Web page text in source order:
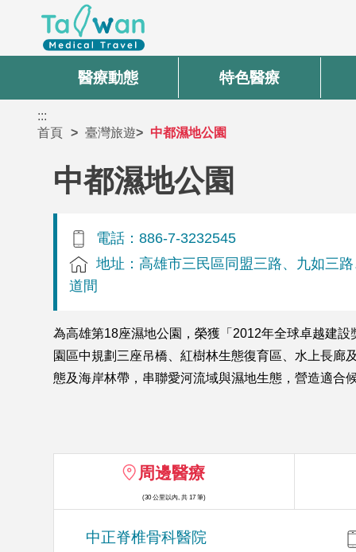
醫療動態 特色醫療
:::
首頁
臺灣旅遊 中都濕地公園
中都濕地公園
電話：886-7-3232545
地址：高雄市三民區同盟三路、九如三
道間
為高雄第18座濕地公園，榮獲「2012年全球卓越建
園區中規劃三座吊橋、紅樹林生態復育區、水上長
態及海岸林帶，串聯愛河流域與濕地生態，營造適
周邊醫療
(30 公里以內, 共 17 筆)
中正脊椎骨科醫院